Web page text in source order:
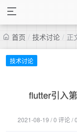
首页 / 技术讨论 / 正
技术讨论
flutter引入
2021-08-19 / 0 评论 /